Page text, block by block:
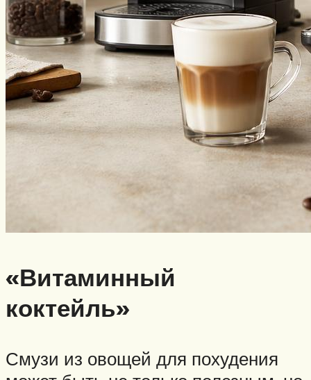
«Витаминный
коктейль»
Смузи из овощей для похудения